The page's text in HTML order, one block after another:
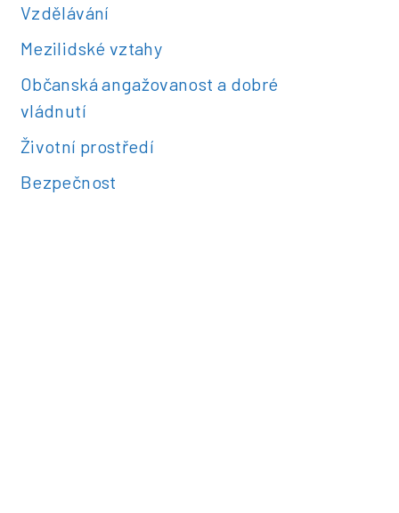
Vzdělávání
Mezilidské vztahy
Občanská angažovanost a dobré
vládnutí
Životní prostředí
Bezpečnost